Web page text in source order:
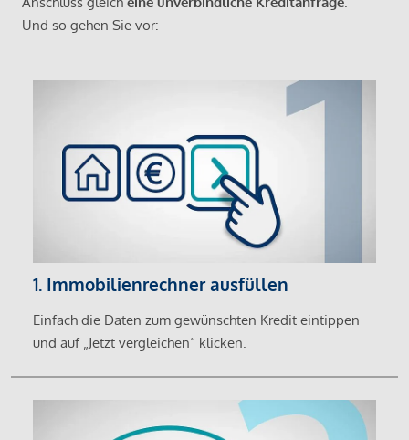
Und so gehen Sie vor:
1. Immobilienrechner ausfüllen
Einfach die Daten zum gewünschten Kredit eintippen
und auf „Jetzt vergleichen“ klicken.